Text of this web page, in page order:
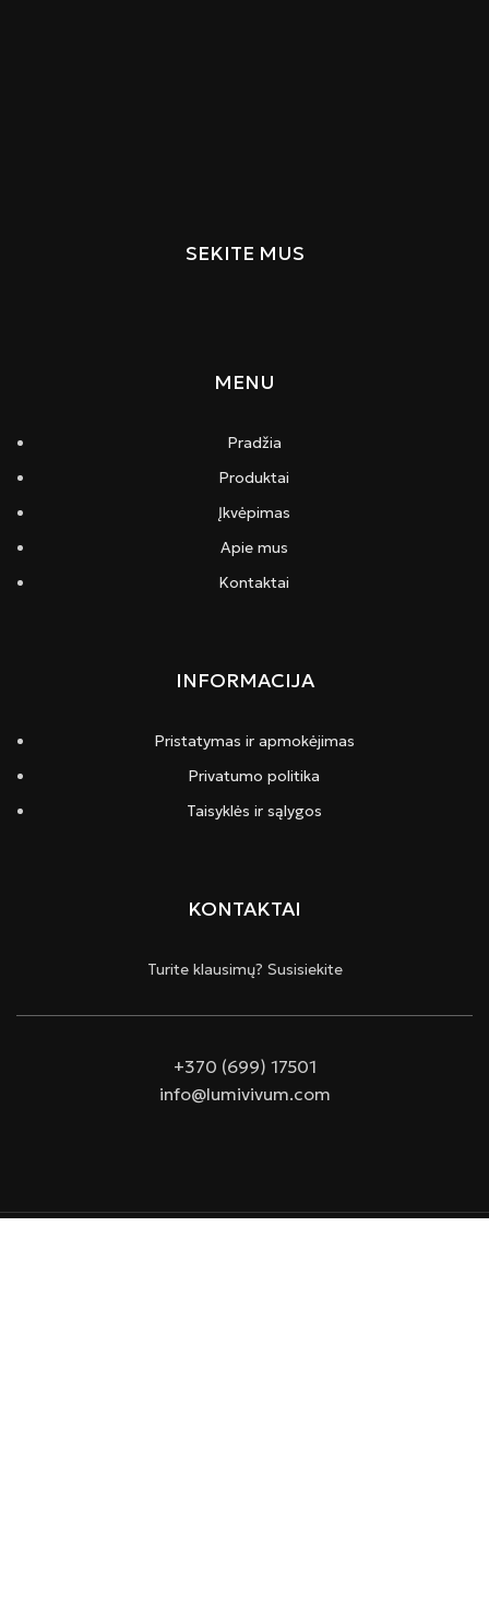
SEKITE MUS
MENU
Pradžia
Produktai
Įkvėpimas
Apie mus
Kontaktai
INFORMACIJA
Pristatymas ir apmokėjimas
Privatumo politika
Taisyklės ir sąlygos
KONTAKTAI
Turite klausimų? Susisiekite
+370 (699) 17501
info@lumivivum.com